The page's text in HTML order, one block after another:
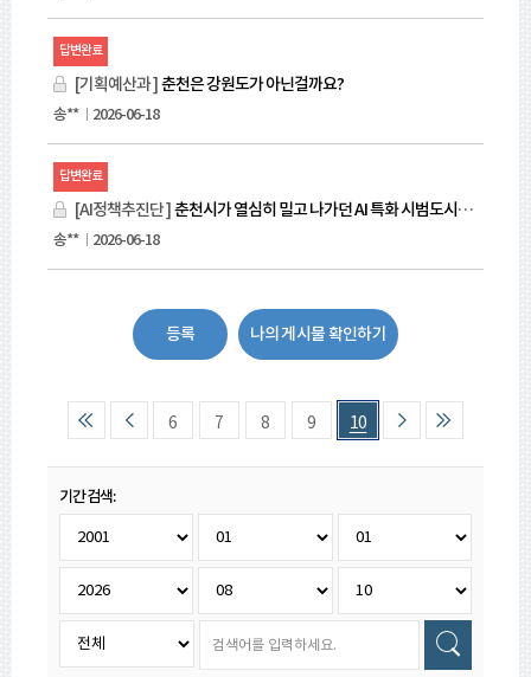
답변완료
[기획예산과 ]춘천은 강원도가 아닌걸까요?
송** 2026-06-18
답변완료
[AI정책추진단 ] 춘천시가 열심히 밀고 나가던 AI 특화 시범도시에서 탈락됐는데
송** 2026-06-18
등록 나의 게시물 확인하기
6 7 8 9 10
기간검색: